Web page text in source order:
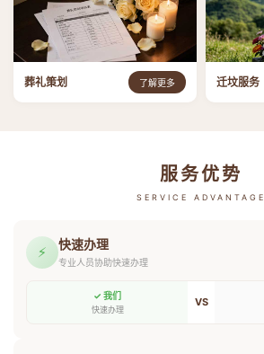
葬礼策划 了解更多 迁坟服务
服务优势
SERVICE ADVANTAGE
⚡ 快速办理
专业人员协助快速办理
✓ 我们
快速办理
VS